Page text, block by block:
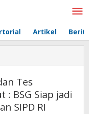
Artikel
Tes
: BSG Siap jadi
SIPD RI